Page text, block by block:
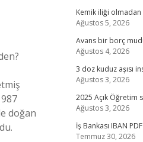
doğan
Kemik iliği
Ağustos 5, 2026
Avans bir borç
Ağustos 4, 2026
3 doz kuduz aşısı
Ağustos 3, 2026
2025 Açık Öğretim
Ağustos 3, 2026
İş Bankası IBAN PDF
Temmuz 30, 2026